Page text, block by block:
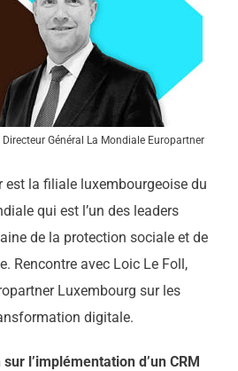
Directeur Général La Mondiale Europartner
est la filiale luxembourgeoise du
qui est l’un des leaders
de la protection sociale et de
Rencontre avec Loic Le Foll,
Luxembourg sur les
digitale.
l’implémentation d’un CRM